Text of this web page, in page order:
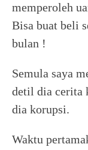
memperoleh
Bisa buat beli
bulan !
Semula saya
detil dia cerita
dia korupsi.
Waktu